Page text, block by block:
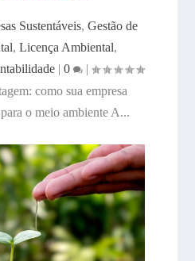
Sustentáveis, Gestão de
, Licença Ambiental,
| 0
|
como sua empresa
o meio ambiente A...